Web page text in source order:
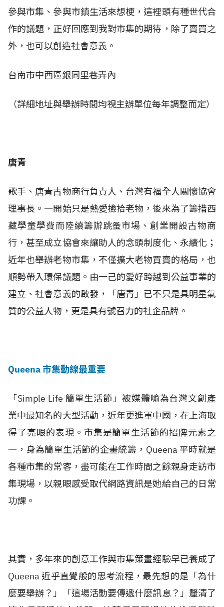
參與市集、參與市鎮生活來想梗，這裡頭有種世代合
作的議題，正好回應到我對市集的期待，除了賣買之
外，也可以創造社會意義。
台南市中西區銀同里巷弄內
（詳細地址與舉辦時間均視主辦單位每年調整而定）
唐青
歌手、唐青古物商行負責人、台灣有福全人關懷協會
理事長。一開始只是熱愛撿拾老物，後來為了籌措西
藏學童學費而陸續籌辦跳蚤市場、創業開設古物商
行，甚至成立協會來讓助人的念頭制度化、永續化；
近年也舉辦老物市集，不僅擴大老物買賣的格局，也
順勢帶入環保議題。由一己的愛好跨越到公益事業的
建立、社會意義的啟發，「唐青」已不只是具明星氣
質的公益人物，更是具有號召力的社企品牌。
Queena 市集動線最重要
「Simple Life 簡單生活節」被媒體喻為台灣文創產
業中最知名的大型活動，近年更進軍中國，在上海取
得了亮眼的表現。市集是簡單生活節的招牌元素之
一，身為簡單生活節的企畫統籌，Queena 平時就是
各種市集的常客，盡可能在工作時間之餘親身走訪市
集現場，以親眼感受取代網路資訊是她給自己的日常
功課。
其實，多年來的創意工作與市集策畫經驗早已養成了
Queena 近乎直覺般的思考流程，最先想的是「為什
麼要舉辦？」「這場活動要傳遞什麼訊息？」釐清了